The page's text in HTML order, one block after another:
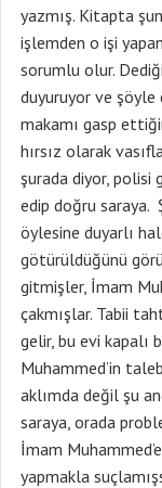
yazmış. Kitapta
işlemden o işi
sorumlu olur.
duyuruyor ve şöyle
makamı gasp
hırsız olarak
şurada diyor, polisi
edip doğru saraya.
öylesine duyarlı
götürüldüğünü
gitmişler, İmam
çakmışlar. Tabii
gelir, bu evi kapalı
Muhammed’in
aklımda değil şu
saraya, orada
İmam
yapmakla